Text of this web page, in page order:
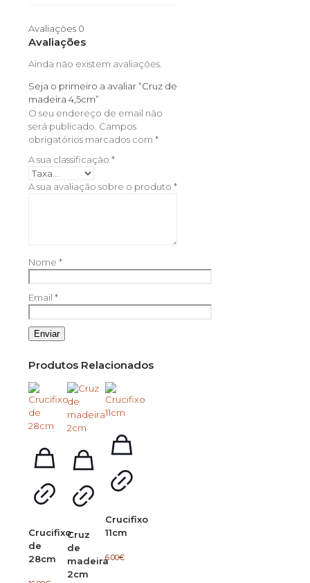
Avaliações 0
Avaliações
Ainda não existem avaliações.
Seja o primeiro a avaliar “Cruz de
madeira 4,5cm”
O seu endereço de email não
será publicado. Campos
obrigatórios marcados com *
A sua classificação *
A sua avaliação sobre o produto *
Nome *
Email *
Produtos Relacionados
Crucifixo
de
28cm
Cruz
de
madeira
2cm
Crucifixo
11cm
6.00€